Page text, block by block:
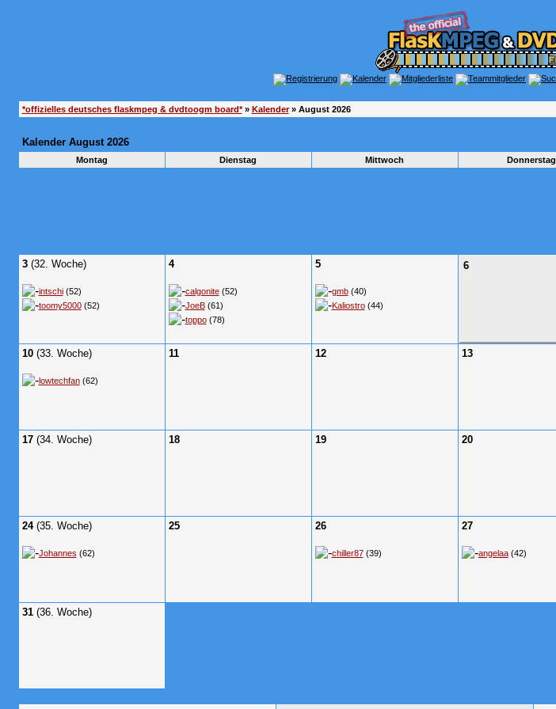
*offizielles deutsches flaskmpeg & dvdtoogm board*» Kalender» August 2026
Kalender August 2026
Montag Dienstag Mittwoch Donnerstag
3(32. Woche)
intschi(52)
toomy5000(52)
4
calgonite(52)
JoeB(61)
toppo(78)
5
gmb(40)
Kaliostro(44)
6
10(33. Woche)
lowtechfan(62)
11 12 13
17(34. Woche) 18 19 20
24(35. Woche)
Johannes (62)
25 26
chiller87(39)
27
angelaa(42)
31(36. Woche)